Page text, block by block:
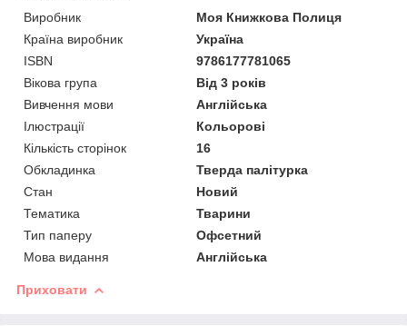
Виробник
Моя Книжкова Полиця
Країна виробник
Україна
ISBN
9786177781065
Вікова група
Від 3 років
Вивчення мови
Англійська
Ілюстрації
Кольорові
Кількість сторінок
16
Обкладинка
Тверда палітурка
Стан
Новий
Тематика
Тварини
Тип паперу
Офсетний
Мова видання
Англійська
Приховати